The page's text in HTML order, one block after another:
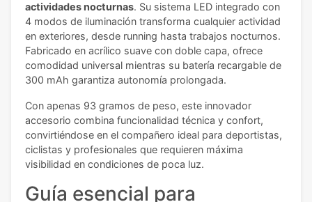
actividades nocturnas. Su sistema LED integrado con
4 modos de iluminación transforma cualquier actividad
en exteriores, desde running hasta trabajos nocturnos.
Fabricado en acrílico suave con doble capa, ofrece
comodidad universal mientras su batería recargable de
300 mAh garantiza autonomía prolongada.
Con apenas 93 gramos de peso, este innovador
accesorio combina funcionalidad técnica y confort,
convirtiéndose en el compañero ideal para deportistas,
ciclistas y profesionales que requieren máxima
visibilidad en condiciones de poca luz.
Guía esencial para